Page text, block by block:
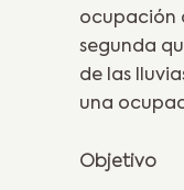
ocupación
segunda
de las
una
Objetivo